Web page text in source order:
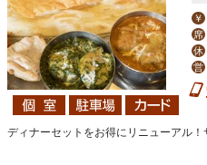
￥
席
休
営
O
ディナーセットをお得にリニューアル